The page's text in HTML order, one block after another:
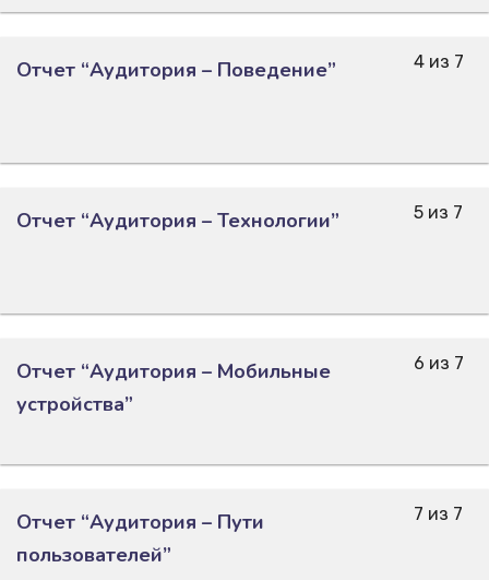
4 из 7
Отчет “Аудитория – Поведение”
5 из 7
Отчет “Аудитория – Технологии”
6 из 7
Отчет “Аудитория – Мобильные
устройства”
7 из 7
Отчет “Аудитория – Пути
пользователей”